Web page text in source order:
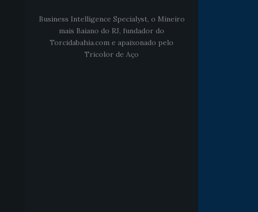
Business Intelligence Specialyst, o Mineiro
mais Baiano do RJ, fundador do
Torcidabahia.com e apaixonado pelo
Tricolor de Aço